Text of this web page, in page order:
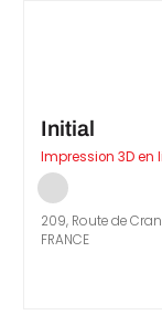
Initial
Impression 3D en
209, Route de
FRANCE